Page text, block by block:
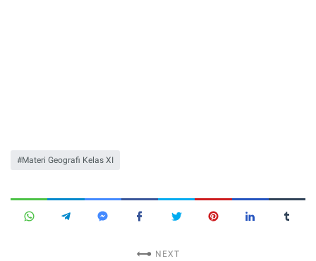
Materi Geografi Kelas XI
NEXT